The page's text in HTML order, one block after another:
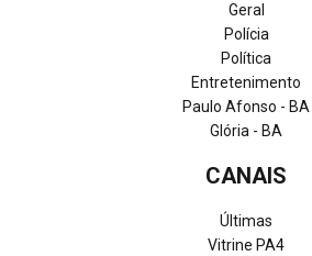
Geral
Polícia
Política
Entretenimento
Paulo Afonso - BA
Glória - BA
CANAIS
Últimas
Vitrine PA4